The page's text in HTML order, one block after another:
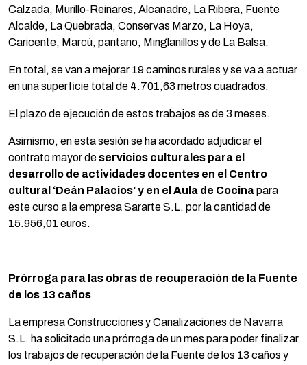
Calzada, Murillo-Reinares, Alcanadre, La Ribera, Fuente
Alcalde, La Quebrada, Conservas Marzo, La Hoya,
Caricente, Marcú, pantano, Minglanillos y de La Balsa.
En total, se van a mejorar 19 caminos rurales y se va a actuar
en una superficie total de 4.701,63 metros cuadrados.
El plazo de ejecución de estos trabajos es de 3 meses.
Asimismo, en esta sesión se ha acordado adjudicar el
contrato mayor deservicios culturales para el
desarrollo de actividades docentes en el Centro
cultural ‘Deán Palacios’ y en el Aula de Cocinapara
este curso a la empresa Sararte S.L. por la cantidad de
15.956,01 euros.
Prórroga para las obras de recuperación de la Fuente
de los 13 caños
La empresa Construcciones y Canalizaciones de Navarra
S.L. ha solicitado una prórroga de un mes para poder finalizar
los trabajos de recuperación de la Fuente de los 13 caños y